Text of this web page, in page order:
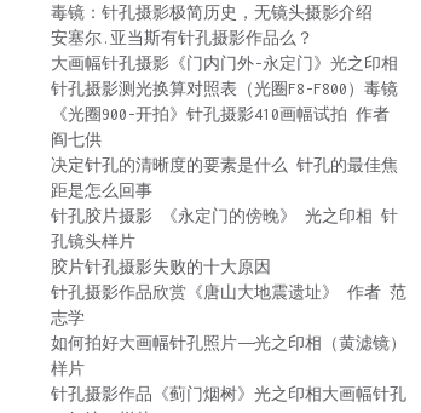
毒镜：针孔摄影极简历史，无镜头摄影介绍
安塞尔.亚当斯有针孔摄影作品么？
大画幅针孔摄影《门内门外-永定门》光之印相
针孔摄影测光换算对照表（光圈F8-F800）毒镜
《光圈900-开拍》针孔摄影410画幅试拍 作者
阎七供
决定针孔的清晰度的要素是什么 针孔的最佳焦
距是怎么回事
针孔胶片摄影 《永定门的傍晚》 光之印相 针
孔镜头样片
胶片针孔摄影失败的十大原因
针孔摄影作品欣赏《唐山大地震遗址》 作者 范
志学
如何拍好大画幅针孔照片——光之印相（黄滤镜）
样片
针孔摄影作品《蓟门烟树》光之印相大画幅针孔